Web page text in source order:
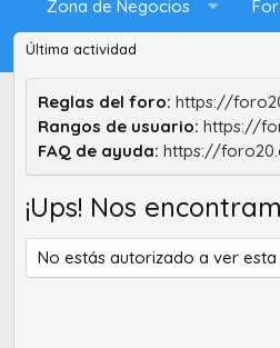
Zona de Negocios
Última actividad
Reglas del foro: https://
Rangos de usuario: https://
FAQ de ayuda: https://
¡Ups! Nos
No estás autorizado a ver esta